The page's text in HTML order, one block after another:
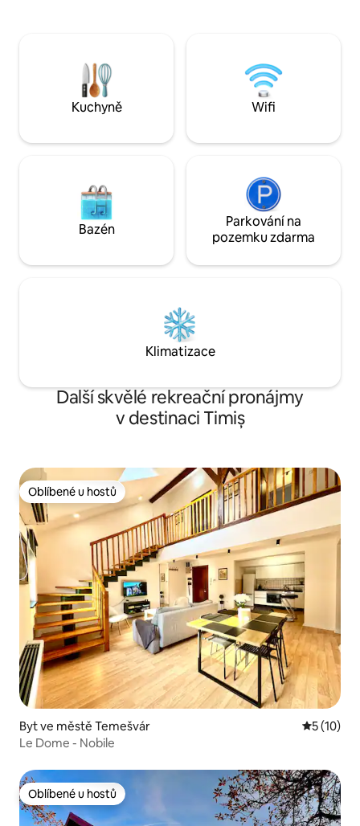
minut, takže každý pobyt je
bezstarostný, relaxační,
nezapomenutelný a ideální pro práci
i volný čas.
rodiny nebo
hledají ubytování
a s výjimečnou
Kuchyně Wifi
Bazén
Parkování na
pozemku zdarma
Klimatizace
Další skvělé rekreační pronájmy
v destinaci Timiș
Oblíbené u hostů
Oblíbené u hostů
Byt ve městě Temešvár Průměrné
5 (10)
Le Dome - Nobile
Oblíbené u hostů
Oblíbené u hostů